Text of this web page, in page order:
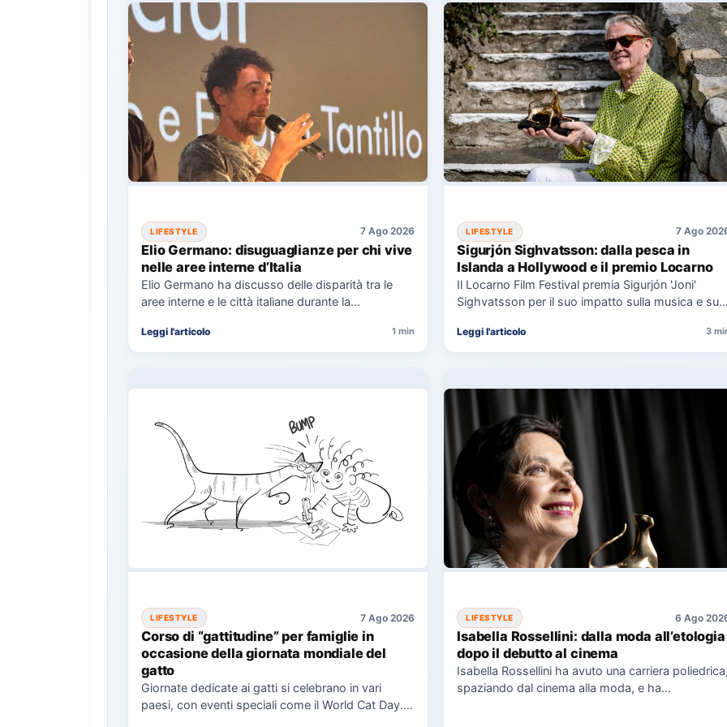
LIFESTYLE 7 Ago 2026
Elio Germano: disuguaglianze per chi vive
nelle aree interne d’Italia
Elio Germano ha discusso delle disparità tra le
aree interne e le città italiane durante la
Leggi l'articolo 1 min
LIFESTYLE 7 Ago
Sigurjón Sighvatsson: dalla pesca in
Islanda a Hollywood e il premio Locarno
Il Locarno Film Festival premia Sigurjón 'Joni'
Sighvatsson per il suo impatto sulla musica e sul
Leggi l'articolo 3
LIFESTYLE 7 Ago 2026
Corso di “gattitudine” per famiglie in
occasione della giornata mondiale del
gatto
Giornate dedicate ai gatti si celebrano in vari
paesi, con eventi speciali come il World Cat Day.
LIFESTYLE 6 Ago
Isabella Rossellini: dalla moda all’etologia
dopo il debutto al cinema
Isabella Rossellini ha avuto una carriera
spaziando dal cinema alla moda, e ha